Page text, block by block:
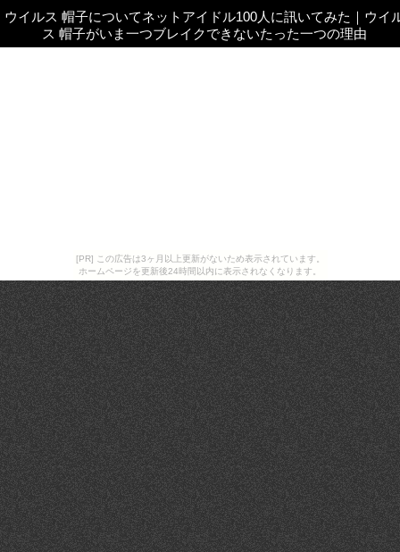
[PR] この広告は3ヶ月以上更新がないため表示されています。
ホームページを更新後24時間以内に表示されなくなります。
ウイルス 帽子についてネットアイドル100人に訊いてみた ｜ ウイ
ス 帽子がいま一つブレイクできないたった一つの理由